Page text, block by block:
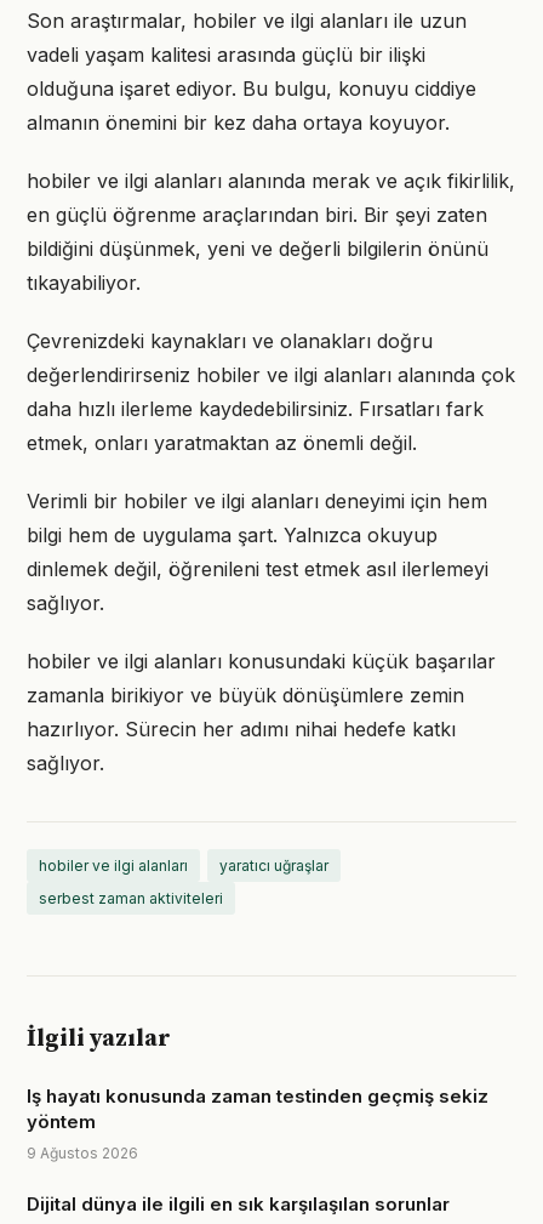
Son araştırmalar, hobiler ve ilgi alanları ile uzun
vadeli yaşam kalitesi arasında güçlü bir ilişki
olduğuna işaret ediyor. Bu bulgu, konuyu ciddiye
almanın önemini bir kez daha ortaya koyuyor.
hobiler ve ilgi alanları alanında merak ve açık fikirlilik,
en güçlü öğrenme araçlarından biri. Bir şeyi zaten
bildiğini düşünmek, yeni ve değerli bilgilerin önünü
tıkayabiliyor.
Çevrenizdeki kaynakları ve olanakları doğru
değerlendirirseniz hobiler ve ilgi alanları alanında çok
daha hızlı ilerleme kaydedebilirsiniz. Fırsatları fark
etmek, onları yaratmaktan az önemli değil.
Verimli bir hobiler ve ilgi alanları deneyimi için hem
bilgi hem de uygulama şart. Yalnızca okuyup
dinlemek değil, öğrenileni test etmek asıl ilerlemeyi
sağlıyor.
hobiler ve ilgi alanları konusundaki küçük başarılar
zamanla birikiyor ve büyük dönüşümlere zemin
hazırlıyor. Sürecin her adımı nihai hedefe katkı
sağlıyor.
hobiler ve ilgi alanları
yaratıcı uğraşlar
serbest zaman aktiviteleri
İlgili yazılar
Iş hayatı konusunda zaman testinden geçmiş sekiz
yöntem
9 Ağustos 2026
Dijital dünya ile ilgili en sık karşılaşılan sorunlar